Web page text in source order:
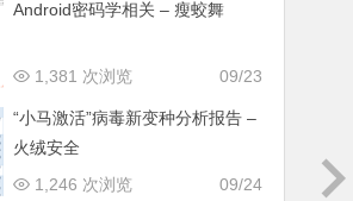
Android密码学相关 – 瘦蛟舞
09/23
1,381 次浏览
“小马激活”病毒新变种分析报告 –
火绒安全
09/24
1,246 次浏览